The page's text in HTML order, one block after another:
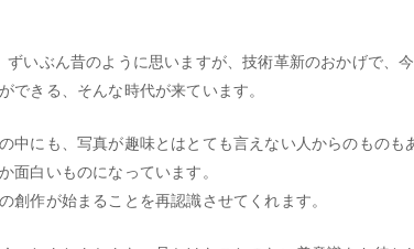
ずいぶん昔のように思いますが、技術革新のおかげで
できる、そんな時代が来ています。
中にも、写真が趣味とはとても言えない人からのものも
面白いものになっています。
創作が始まることを再認識させてくれます。